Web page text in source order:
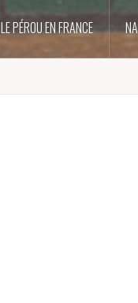
LE PÉROU EN FRANCE